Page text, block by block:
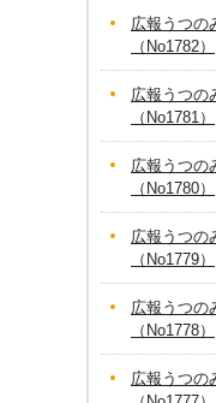
広報うつの
（No1782）
広報うつの
（No1781）
広報うつの
（No1780）
広報うつの
（No1779）
広報うつの
（No1778）
広報うつの